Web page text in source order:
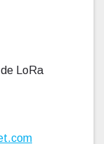
LoRa